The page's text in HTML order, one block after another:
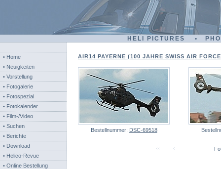
HELI PICTURES •
• Home
• Neuigkeiten
• Vorstellung
• Fotogalerie
• Fotospezial
• Fotokalender
• Film-/Video
• Suchen
• Berichte
• Download
• Helico-Revue
• Online Bestellung
AIR14 PAYERNE (100 JAHRE SWISS AIR
Bestellnummer: DSC-69518